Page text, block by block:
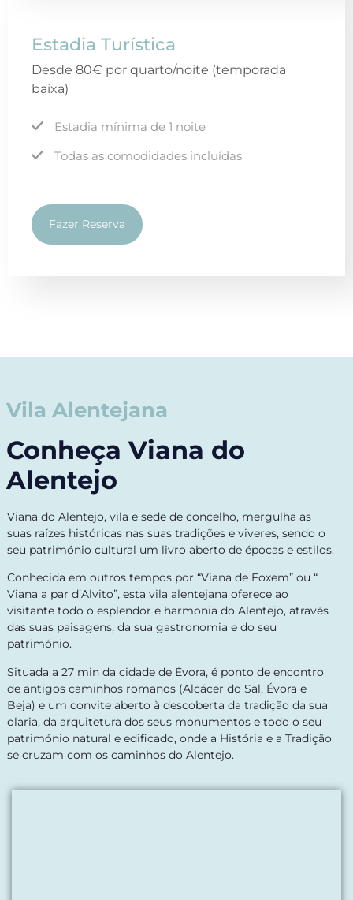
Estadia Turística
Desde 80€ por quarto/noite (temporada
baixa)
Estadia mínima de 1 noite
Todas as comodidades incluídas
Fazer Reserva
Vila Alentejana
Conheça Viana do
Alentejo
Viana do Alentejo, vila e sede de concelho, mergulha as
suas raízes históricas nas suas tradições e viveres, sendo o
seu património cultural um livro aberto de épocas e estilos.
Conhecida em outros tempos por “Viana de Foxem” ou “
Viana a par d’Alvito”, esta vila alentejana oferece ao
visitante todo o esplendor e harmonia do Alentejo, através
das suas paisagens, da sua gastronomia e do seu
património.
Situada a 27 min da cidade de Évora, é ponto de encontro
de antigos caminhos romanos (Alcácer do Sal, Évora e
Beja) e um convite aberto à descoberta da tradição da sua
olaria, da arquitetura dos seus monumentos e todo o seu
património natural e edificado, onde a História e a Tradição
se cruzam com os caminhos do Alentejo.